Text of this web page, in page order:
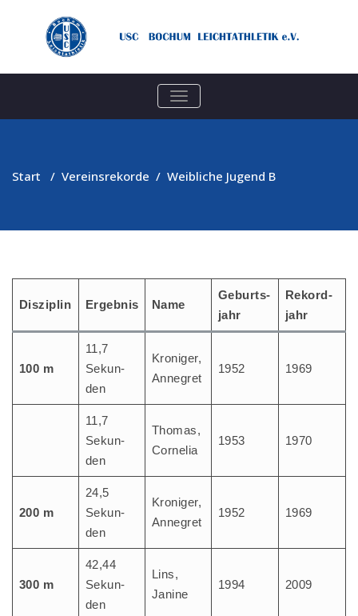
TOGGLE
NAVIGATION
Start / Vereinsrekorde / Weibliche Jugend B
Dis­zi­plin Ergeb­nis Name
Geburts­
jahr
Rekord­
jahr
100 m
11,7
Sekun­
den
Kro­niger,
Annegret
1952 1969
11,7
Sekun­
den
Tho­mas,
Cornelia
1953 1970
200 m
24,5
Sekun­
den
Kro­niger,
Annegret
1952 1969
300 m
42,44
Sekun­
den
Lins,
Jani­ne
1994 2009